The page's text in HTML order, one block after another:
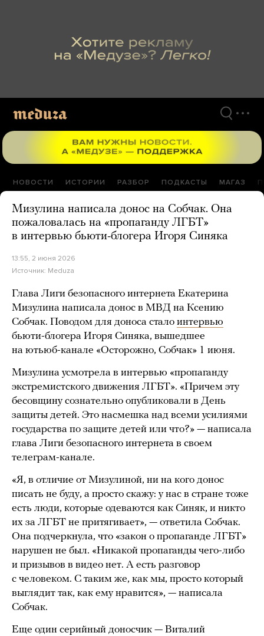
НОВОСТИ ИСТОРИИ РАЗБОР ПОДКАСТЫ МАГАЗ
Мизулина написала донос на Собчак. Она
пожаловалась на «пропаганду ЛГБТ»
в интервью бьюти-блогера Игоря Синяка
13:55, 2 июня 2026
Источник: Meduza
Глава Лиги безопасного интернета Екатерина
Мизулина написала донос в МВД на Ксению
Собчак. Поводом для доноса стало интервью
бьюти-блогера Игоря Синяка, вышедшее
на ютьюб-канале «Осторожно, Собчак» 1 июня.
Мизулина усмотрела в интервью «пропаганду
экстремистского движения ЛГБТ». «Причем эту
бесовщину сознательно опубликовали в День
защиты детей. Это насмешка над всеми усилиями
государства по защите детей или что?» — написала
глава Лиги безопасного интернета в своем
телеграм-канале.
«Я, в отличие от Мизулиной, ни на кого донос
писать не буду, а просто скажу: у нас в стране тоже
есть люди, которые одеваются как Синяк, и никто
их за ЛГБТ не притягивает», — ответила Собчак.
Она подчеркнула, что «закон о пропаганде ЛГБТ»
нарушен не был. «Никакой пропаганды чего-либо
и призывов в видео нет. А есть разговор
с человеком. С таким же, как мы, просто который
выглядит так, как ему нравится», — написала
Собчак.
Еще один серийный доносчик — Виталий